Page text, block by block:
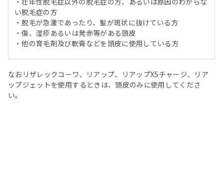
い脱毛症の方
・脱毛が急激であったり、髪が斑状に抜けている方
・傷、湿疹あるいは発赤等がある頭皮
・他の育毛剤及び軟膏などを頭皮に使用している方
なおリザレックコーワ、リアップ、リアップX5チャージ、リア
ップジェットを使用するときは、頭皮のみに使用してくださ
い。